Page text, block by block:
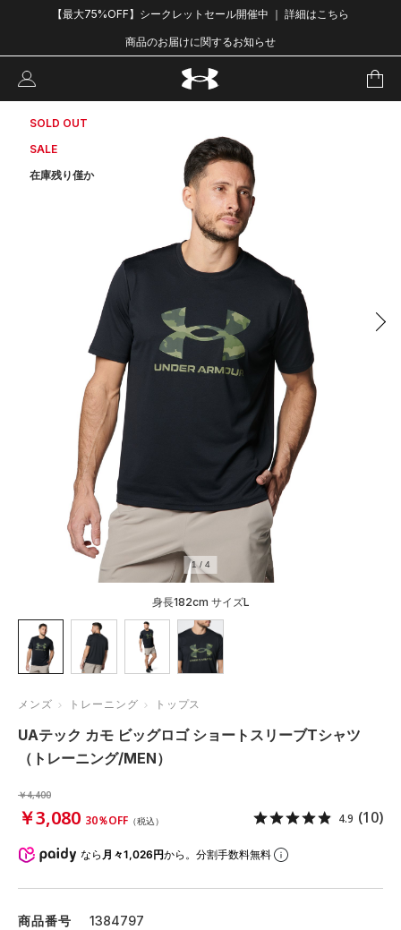
【最大75%OFF】シークレットセール開催中 ｜ 詳細はこちら
商品のお届けに関するお知らせ
SOLD OUT
SALE
在庫残り僅か
1/ 4
身長182cm サイズL
メンズ トレーニング トップス
UAテック カモ ビッグロゴ ショートスリーブTシャツ
（トレーニング/MEN）
￥4,400
￥3,080 30％OFF （税込） 4.9 (10)
なら 月々1,026円から。分割手数料無料
商品番号
1384797